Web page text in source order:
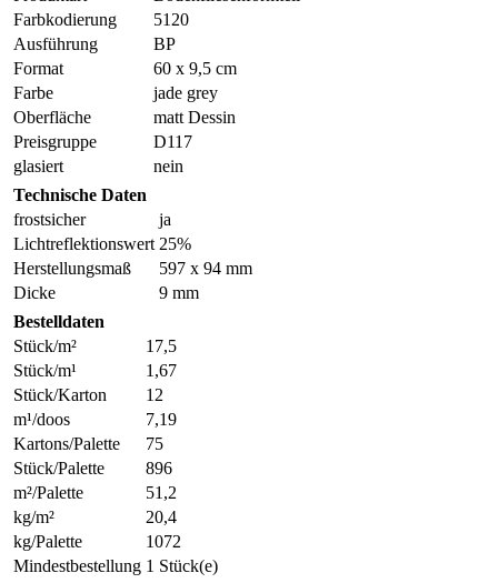
Farbkodierung
5120
Ausführung
BP
Format
60 x 9,5 cm
Farbe
jade grey
Oberfläche
matt Dessin
Preisgruppe
D117
glasiert
nein
Technische Daten
frostsicher
ja
Lichtreflektionswert 25%
Herstellungsmaß
597 x 94 mm
Dicke
9 mm
Bestelldaten
Stück/m²
17,5
Stück/m¹
1,67
Stück/Karton
12
m¹/doos
7,19
Kartons/Palette
75
Stück/Palette
896
m²/Palette
51,2
kg/m²
20,4
kg/Palette
1072
Mindestbestellung 1 Stück(e)